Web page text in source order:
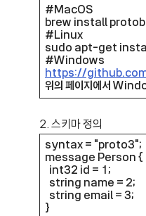
#MacOS
brew install
#Linux
sudo apt-get
#Windows
https://
위의 페이지에서
2. 스키마 정의
syntax = "proto3";
message Person {
int32 id = 1;
string name = 2;
string email = 3;
}